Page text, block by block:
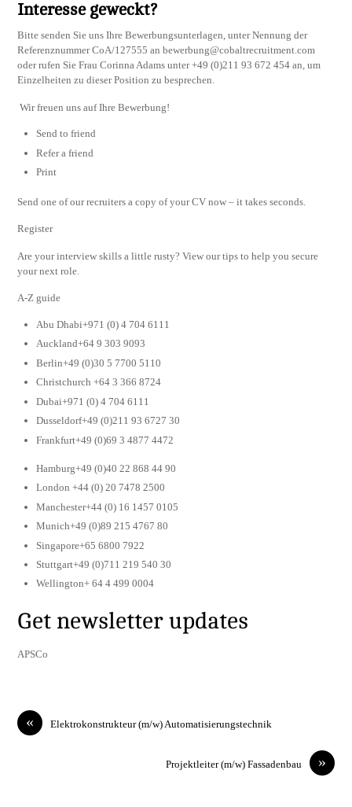
Interesse geweckt?
Bitte senden Sie uns Ihre Bewerbungsunterlagen, unter Nennung der
Referenznummer CoA/127555 anbewerbung@cobaltrecruitment.com
oder rufen Sie Frau Corinna Adams unter +49 (0)211 93 672 454 an, um
Einzelheiten zu dieser Position zu besprechen.
Wir freuen uns auf Ihre Bewerbung!
Send to friend
Refer a friend
Print
Send one of our recruiters a copy of your CV now – it takes seconds.
Register
Are your interview skills a little rusty? View our tips to help you secure
your next role.
A-Z guide
Abu Dhabi+971 (0) 4 704 6111
Auckland+64 9 303 9093
Berlin+49 (0)30 5 7700 5110
Christchurch +64 3 366 8724
Dubai+971 (0) 4 704 6111
Dusseldorf+49 (0)211 93 6727 30
Frankfurt+49 (0)69 3 4877 4472
Hamburg+49 (0)40 22 868 44 90
London +44 (0) 20 7478 2500
Manchester+44 (0) 16 1457 0105
Munich+49 (0)89 215 4767 80
Singapore+65 6800 7922
Stuttgart+49 (0)711 219 540 30
Wellington+ 64 4 499 0004
Get newsletter updates
APSCo
« Elektrokonstrukteur (m/w) Automatisierungstechnik
»
Projektleiter (m/w) Fassadenbau